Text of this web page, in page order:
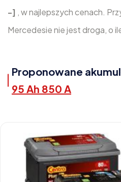
-] , w najlepszych cenach.
Mercedesie nie jest droga, o
Proponowane
95 Ah 850 A